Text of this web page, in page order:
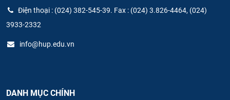
Điện thoại : (024) 382-545-39. Fax : (024) 3.826-4464, (024)
3933-2332
info@hup.edu.vn
DANH MỤC CHÍNH